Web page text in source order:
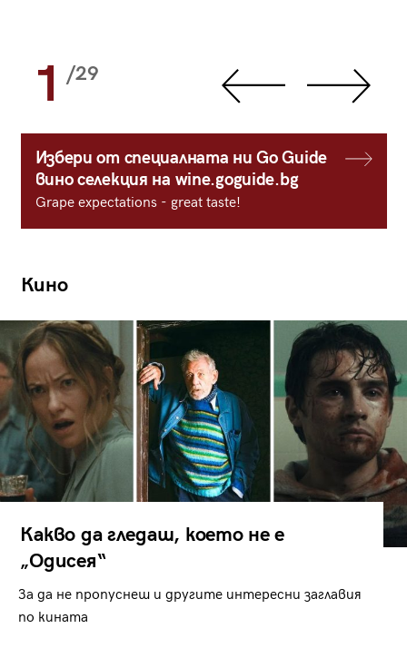
1 /29
Избери от специалната ни Go Guide
вино селекция на wine.goguide.bg
Grape expectations - great taste!
Кино
Какво да гледаш, което не е
„Одисея“
За да не пропуснеш и другите интересни заглавия
по кината